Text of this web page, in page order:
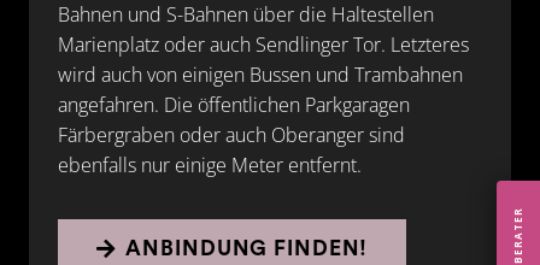
Bahnen und S-Bahnen über die Haltestellen
Marienplatz oder auch Sendlinger Tor. Letzteres
wird auch von einigen Bussen und Trambahnen
angefahren. Die öffentlichen Parkgaragen
Färbergraben oder auch Oberanger sind
ebenfalls nur einige Meter entfernt.
ANBINDUNG FINDEN! BERATER